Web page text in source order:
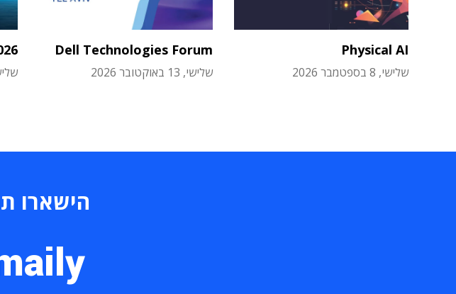
Physical AI
שלישי, 8 בספטמבר 2026
Dell Technologies Forum
שלישי, 13 באוקטובר 2026 שלישי, 20
הישארו